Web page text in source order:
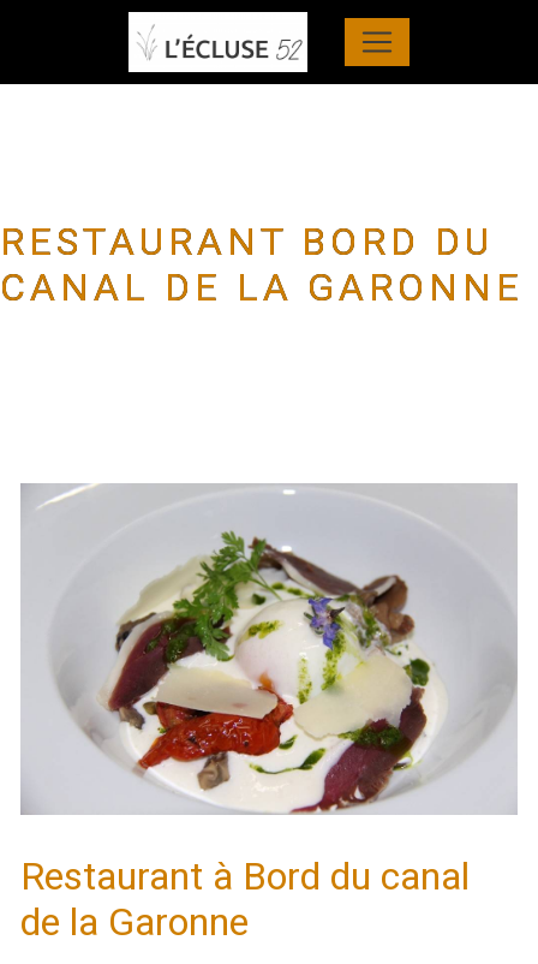
Panneau de gestion des cookies
RESTAURANT BORD DU
CANAL DE LA GARONNE
Restaurant à Bord du canal
de la Garonne